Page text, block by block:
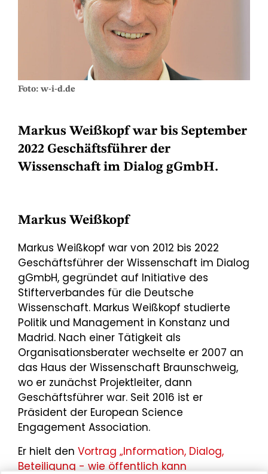
Foto: w-i-d.de
Markus Weißkopf war bis September
2022 Geschäftsführer der
Wissenschaft im Dialog gGmbH.
Markus Weißkopf
Markus Weißkopf war von 2012 bis 2022
Geschäftsführer der Wissenschaft im Dialog
gGmbH, gegründet auf Initiative des
Stifterverbandes für die Deutsche
Wissenschaft. Markus Weißkopf studierte
Politik und Management in Konstanz und
Madrid. Nach einer Tätigkeit als
Organisationsberater wechselte er 2007 an
das Haus der Wissenschaft Braunschweig,
wo er zunächst Projektleiter, dann
Geschäftsführer war. Seit 2016 ist er
Präsident der European Science
Engagement Association.
Er hielt den Vortrag „Information, Dialog,
Beteiligung - wie öffentlich kann